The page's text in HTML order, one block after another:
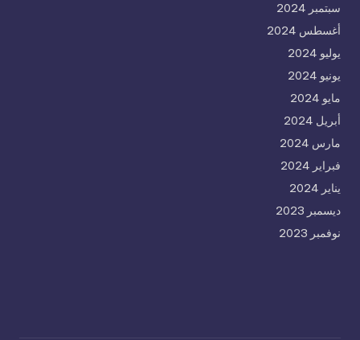
سبتمبر 2024
أغسطس 2024
يوليو 2024
يونيو 2024
مايو 2024
أبريل 2024
مارس 2024
فبراير 2024
يناير 2024
ديسمبر 2023
نوفمبر 2023